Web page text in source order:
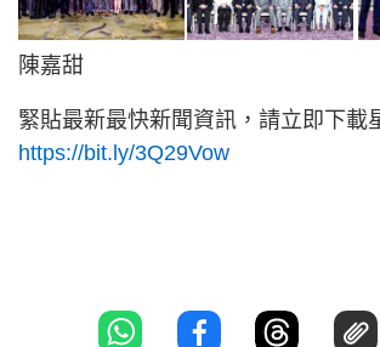
陳嘉甜
緊貼最新最快新聞資訊，請立即下載
https://bit.ly/3Q29Vow